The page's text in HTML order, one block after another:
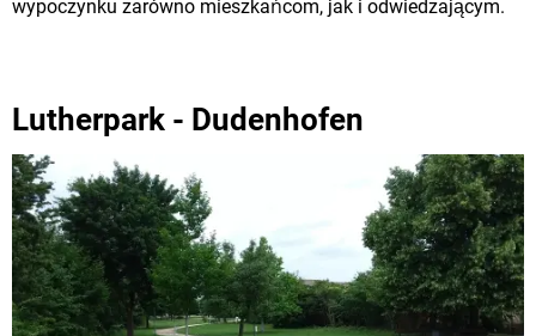
wypoczynku zarówno mieszkańcom, jak i odwiedzającym.
Lutherpark - Dudenhofen